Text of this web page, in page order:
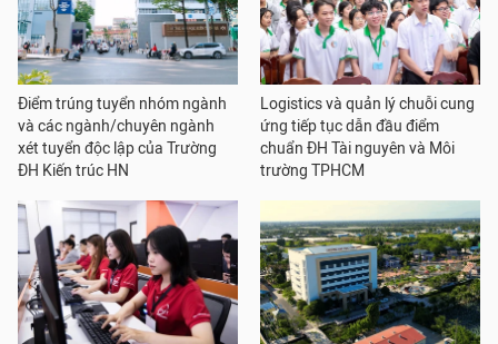
Điểm trúng tuyển nhóm ngành
và các ngành/chuyên ngành
xét tuyển độc lập của Trường
ĐH Kiến trúc HN
Logistics và quản lý chuỗi cung
ứng tiếp tục dẫn đầu điểm
chuẩn ĐH Tài nguyên và Môi
trường TPHCM